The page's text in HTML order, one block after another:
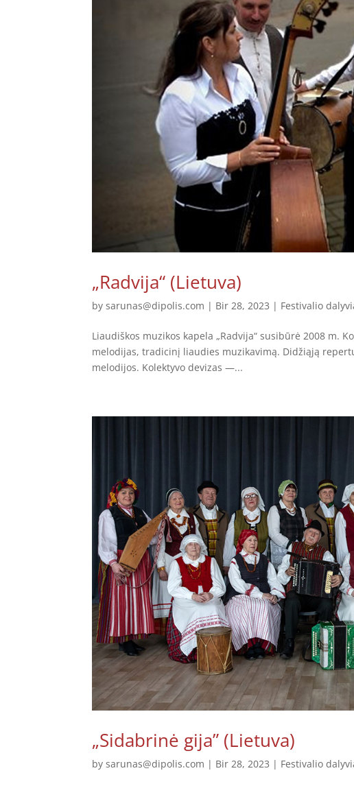
„Radvija“ (Lietuva)
bysarunas@dipolis.com | Bir 28, 2023 | Festivalio
Liaudiškos muzikos kapela „Radvija“ susibūrė 2008
melodijas, tradicinį liaudies muzikavimą. Didžiąją
melodijos. Kolektyvo devizas —...
„Sidabrinė gija” (Lietuva)
bysarunas@dipolis.com | Bir 28, 2023 | Festivalio